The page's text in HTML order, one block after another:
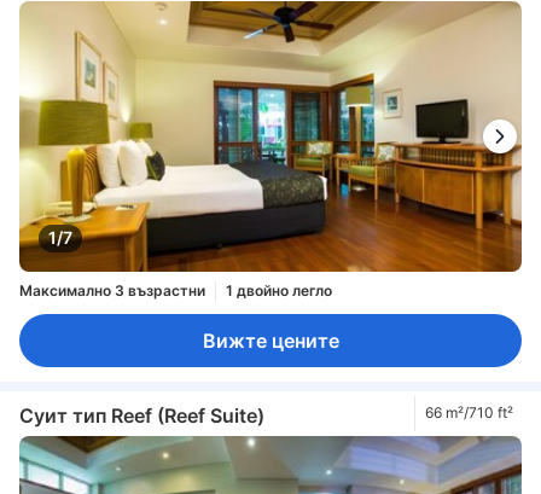
1/7
Максимално 3 възрастни 1 двойно легло
Вижте цените
Суит тип Reef (Reef Suite) 66 m²/710 ft²